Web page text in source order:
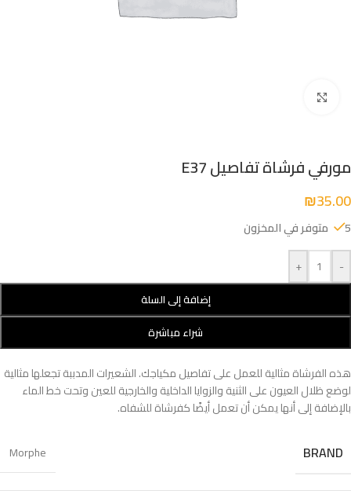
مورفي فرشاة تفاصيل E37
₪35.00
5 متوفر في المخزون
-
+
إضافة إلى السلة
شراء مباشرة
هذه الفرشاة مثالية للعمل على تفاصيل مكياجك. الشعيرات المدببة تجعلها مثالية
لوضع ظلال العيون على الثنية والزوايا الداخلية والخارجية للعين وتحت خط الماء
بالإضافة إلى أنها يمكن أن تعمل أيضًا كفرشاة للشفاه.
BRAND
Morphe